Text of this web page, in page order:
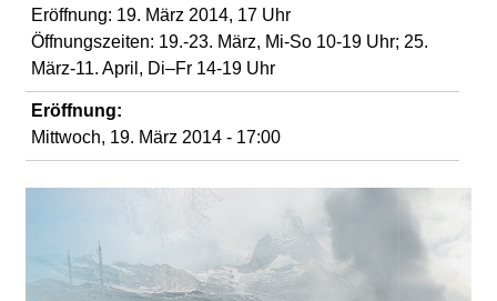
u
s
Eröffnung: 19. März 2014, 17 Uhr
Öffnungszeiten: 19.-23. März, Mi-So 10-19 Uhr; 25.
März-11. April, Di–Fr 14-19 Uhr
Eröffnung:
Mittwoch, 19. März 2014 - 17:00